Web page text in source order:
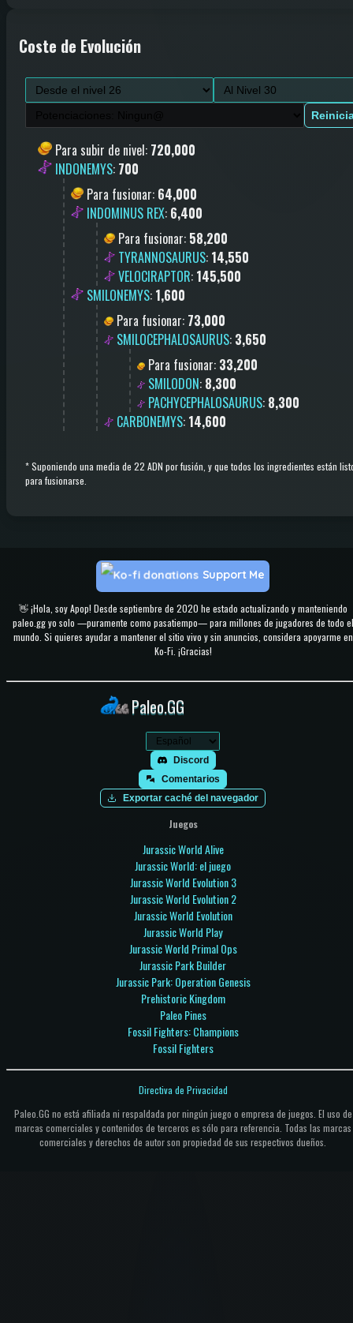
Coste de Evolución
Para subir de nivel: 720,000
INDONEMYS: 700
Para fusionar: 64,000
INDOMINUS REX: 6,400
Para fusionar: 58,200
TYRANNOSAURUS: 14,550
VELOCIRAPTOR: 145,500
SMILONEMYS: 1,600
Para fusionar: 73,000
SMILOCEPHALOSAURUS: 3,650
Para fusionar: 33,200
SMILODON: 8,300
PACHYCEPHALOSAURUS: 8,300
CARBONEMYS: 14,600
*Suponiendo una media de 22 ADN por fusión, y que todos los ingredientes están
para fusionarse.
👋 ¡Hola, soy Apop! Desde septiembre de 2020 he estado actualizando y manteniendo
paleo.gg yo solo —puramente como pasatiempo— para millones de jugadores de todo el
mundo. Si quieres ayudar a mantener el sitio vivo y sin anuncios, considera apoyarme en
Ko-Fi. ¡Gracias!
Support Me
Paleo.GG
Discord
Comentarios
Exportar caché del navegador
Juegos
Jurassic World Alive
Jurassic World: el juego
Jurassic World Evolution 3
Jurassic World Evolution 2
Jurassic World Evolution
Jurassic World Play
Jurassic World Primal Ops
Jurassic Park Builder
Jurassic Park: Operation Genesis
Prehistoric Kingdom
Paleo Pines
Fossil Fighters: Champions
Fossil Fighters
Paleo.GG no está afiliada ni respaldada por ningún juego o empresa de juegos. El uso de
marcas comerciales y contenidos de terceros es sólo para referencia. Todas las marcas
comerciales y derechos de autor son propiedad de sus respectivos dueños.
Directiva de Privacidad